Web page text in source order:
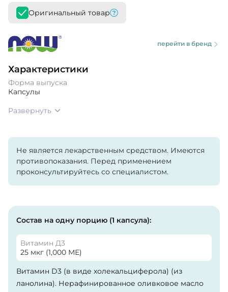
Оригинальный товар
перейти в бренд
Характеристики
Форма выпуска
Капсулы
Развернуть
Не является лекарственным средством. Имеются
противопоказания. Перед применением
проконсультируйтесь со специалистом.
Состав на одну порцию (1 капсула):
Витамин Д3
25 мкг (1,000 МЕ)
Витамин D3 (в виде холекальциферола) (из
ланолина). Нерафинированное оливковое масло